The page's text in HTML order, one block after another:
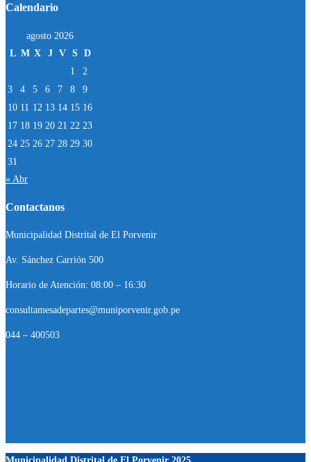
Calendario
agosto 2026
L M X J V S D
1
2
3
4 5 6 7 8
9
10 11 12 13 14 15 16
17 18 19 20 21 22 23
24 25 26 27 28 29 30
31
« Abr
Contactanos
Municipalidad Distrital de El Porvenir
Av. Sánchez Carrión 500
Horario de Atención: 08:00 – 16:30
consultamesadepartes@muniporvenir.gob.pe
044 – 400503